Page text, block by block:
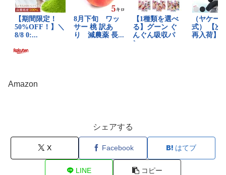
Amazon
シェアする
X Facebook はてブ
LINE コピー